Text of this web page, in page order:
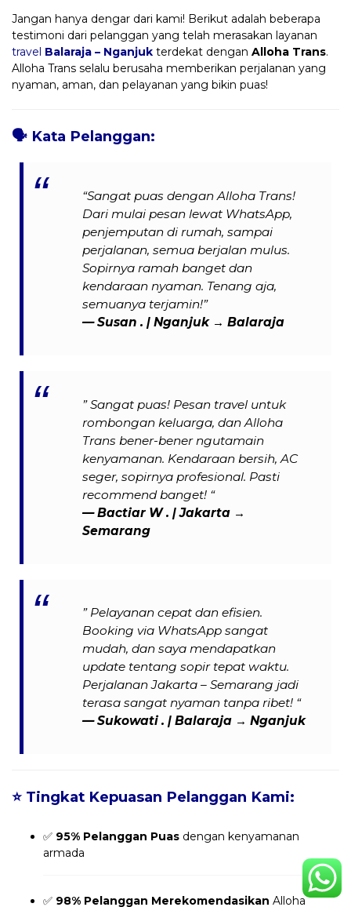
Jangan hanya dengar dari kami! Berikut adalah beberapa
testimoni dari pelanggan yang telah merasakan layanan
travel Balaraja – Nganjuk terdekat dengan Alloha Trans.
Alloha Trans selalu berusaha memberikan perjalanan yang
nyaman, aman, dan pelayanan yang bikin puas!
🗣️ Kata Pelanggan:
“Sangat puas dengan Alloha Trans!
Dari mulai pesan lewat WhatsApp,
penjemputan di rumah, sampai
perjalanan, semua berjalan mulus.
Sopirnya ramah banget dan
kendaraan nyaman. Tenang aja,
semuanya terjamin!”
— Susan . | Nganjuk → Balaraja
” Sangat puas! Pesan travel untuk
rombongan keluarga, dan Alloha
Trans bener-bener ngutamain
kenyamanan. Kendaraan bersih, AC
seger, sopirnya profesional. Pasti
recommend banget! “
— Bactiar W . | Jakarta →
Semarang
” Pelayanan cepat dan efisien.
Booking via WhatsApp sangat
mudah, dan saya mendapatkan
update tentang sopir tepat waktu.
Perjalanan Jakarta – Semarang jadi
terasa sangat nyaman tanpa ribet! “
— Sukowati . | Balaraja → Nganjuk
⭐ Tingkat Kepuasan Pelanggan Kami:
✅ 95% Pelanggan Puas dengan kenyamanan
armada
✅ 98% Pelanggan Merekomendasikan Alloha